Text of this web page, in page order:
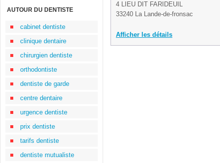
AUTOUR DU DENTISTE
cabinet dentiste
clinique dentaire
chirurgien dentiste
orthodontiste
dentiste de garde
centre dentaire
urgence dentiste
prix dentiste
tarifs dentiste
dentiste mutualiste
4 LIEU DIT FARIDEUIL
33240 La Lande-de-fronsac
Afficher les détails